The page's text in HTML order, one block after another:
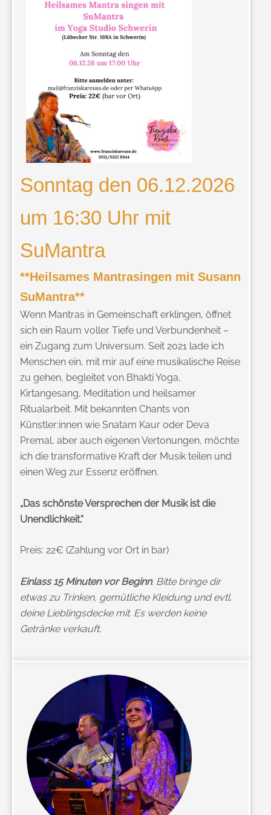
Sonntag den 06.12.2026
um 16:30 Uhr mit
SuMantra
**Heilsames Mantrasingen mit Susann
SuMantra**
Wenn Mantras in Gemeinschaft erklingen, öffnet
sich ein Raum voller Tiefe und Verbundenheit –
ein Zugang zum Universum. Seit 2021 lade ich
Menschen ein, mit mir auf eine musikalische Reise
zu gehen, begleitet von Bhakti Yoga,
Kirtangesang, Meditation und heilsamer
Ritualarbeit. Mit bekannten Chants von
Künstler:innen wie Snatam Kaur oder Deva
Premal, aber auch eigenen Vertonungen, möchte
ich die transformative Kraft der Musik teilen und
einen Weg zur Essenz eröffnen.
„Das schönste Versprechen der Musik ist die
Unendlichkeit.“
Preis: 22€ (Zahlung vor Ort in bar)
Einlass 15 Minuten vor Beginn. Bitte bringe dir
etwas zu Trinken, gemütliche Kleidung und evtl.
deine Lieblingsdecke mit. Es werden keine
Getränke verkauft.